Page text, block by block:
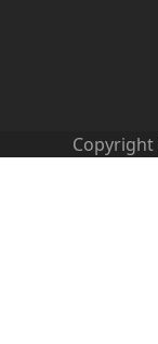
Copyright